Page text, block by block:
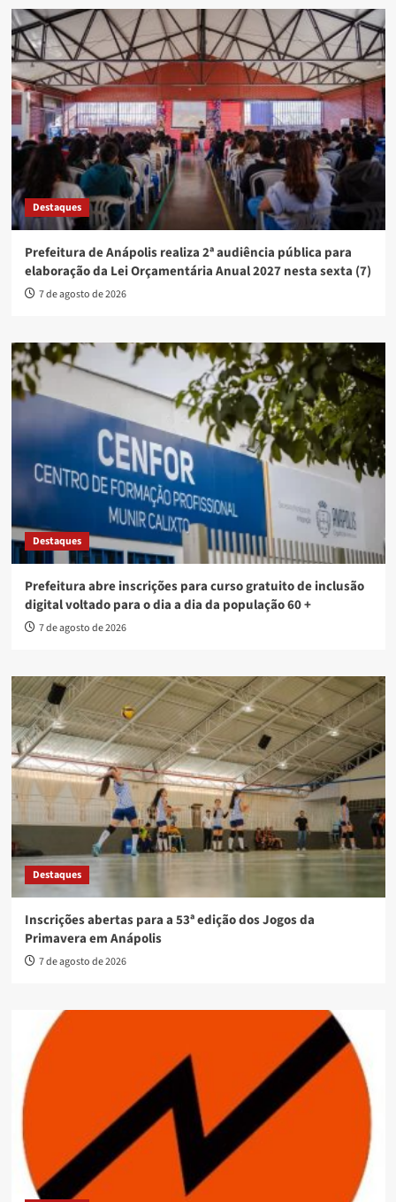
Destaques
Prefeitura de Anápolis realiza 2ª audiência pública para
elaboração da Lei Orçamentária Anual 2027 nesta sexta (7)
7 de agosto de 2026
Destaques
Prefeitura abre inscrições para curso gratuito de inclusão
digital voltado para o dia a dia da população 60 +
7 de agosto de 2026
Destaques
Inscrições abertas para a 53ª edição dos Jogos da
Primavera em Anápolis
7 de agosto de 2026